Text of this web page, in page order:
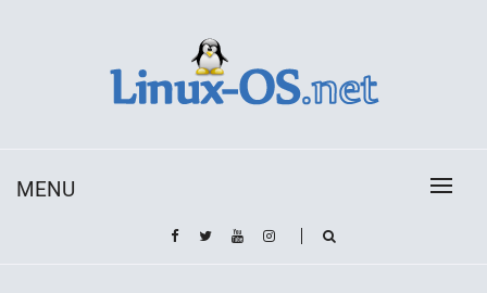
MENU